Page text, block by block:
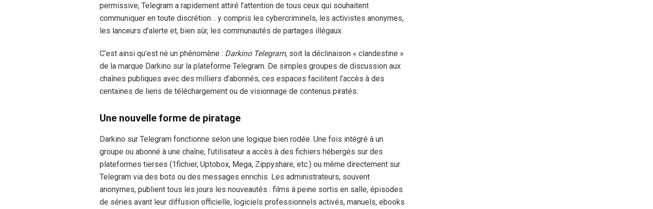
permissive, Telegram a rapidement attiré l’attention de tous ceux qui souhaitent
communiquer en toute discrétion… y compris les cybercriminels, les activistes anonymes,
les lanceurs d’alerte et, bien sûr, les communautés de partages illégaux.
C’est ainsi qu’est né un phénomène : Darkino Telegram, soit la déclinaison « clandestine »
de la marque Darkino sur la plateforme Telegram. De simples groupes de discussion aux
chaînes publiques avec des milliers d’abonnés, ces espaces facilitent l’accès à des
centaines de liens de téléchargement ou de visionnage de contenus piratés.
Une nouvelle forme de piratage
Darkino sur Telegram fonctionne selon une logique bien rodée. Une fois intégré à un
groupe ou abonné à une chaîne, l’utilisateur a accès à des fichiers hébergés sur des
plateformes tierses (1fichier, Uptobox, Mega, Zippyshare, etc.) ou même directement sur
Telegram via des bots ou des messages enrichis. Les administrateurs, souvent
anonymes, publient tous les jours les nouveautés : films à peine sortis en salle, épisodes
de séries avant leur diffusion officielle, logiciels professionnels activés, manuels, ebooks